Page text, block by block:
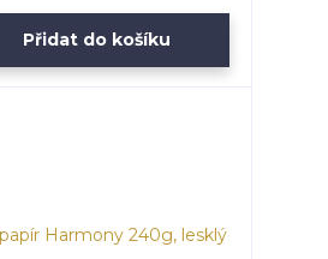
Přidat do košíku